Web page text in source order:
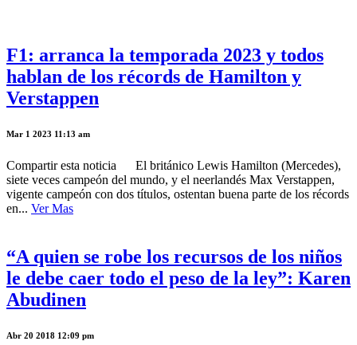
F1: arranca la temporada 2023 y todos
hablan de los récords de Hamilton y
Verstappen
Mar 1 2023 11:13 am
Compartir esta noticia El británico Lewis Hamilton (Mercedes),
siete veces campeón del mundo, y el neerlandés Max Verstappen,
vigente campeón con dos títulos, ostentan buena parte de los récords
en... Ver Mas
“A quien se robe los recursos de los niños
le debe caer todo el peso de la ley”: Karen
Abudinen
Abr 20 2018 12:09 pm